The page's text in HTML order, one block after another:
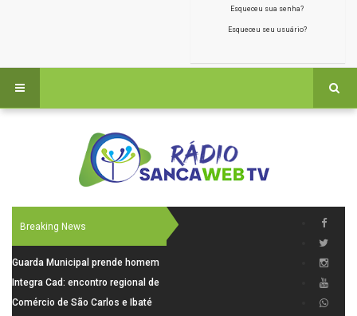
Esqueceu sua senha?
Esqueceu seu usuário?
Breaking News
Guarda Municipal prende homem
por tentativa de furto em CEMEI
após cerco em São Carlos
Integra Cad: encontro regional de
segurança púbica será realizado
Comércio de São Carlos e Ibaté